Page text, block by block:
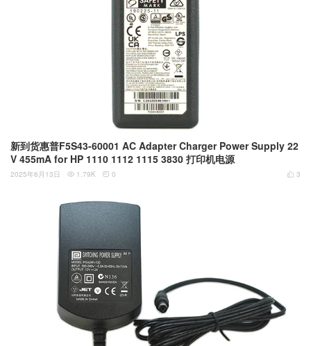
新到货惠普F5S43-60001 AC Adapter Charger Power Supply 22
V 455mA for HP 1110 1112 1115 3830 打印机电源
 3
2025年6月13日  1.79K  0